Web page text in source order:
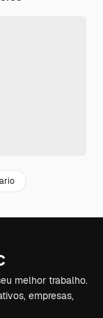
melhor trabalho.
empresas,